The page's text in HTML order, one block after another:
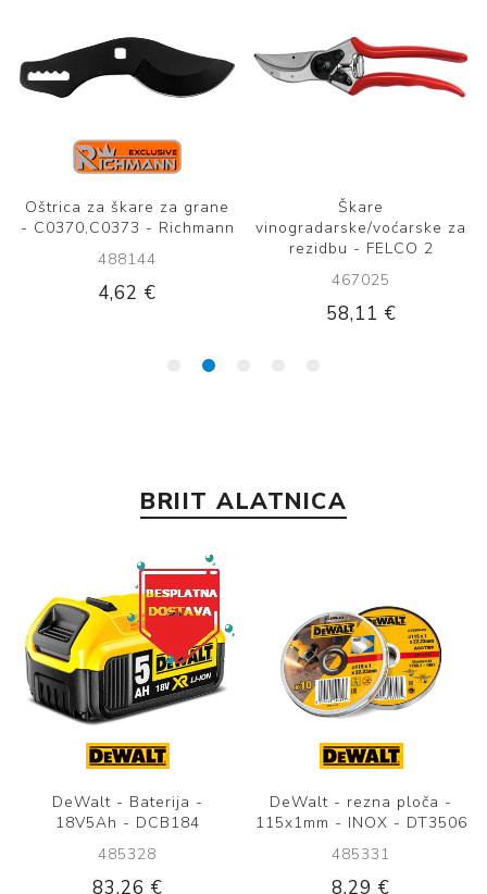
ŠKARE FELCO 221 90CM
497114
104,97 €
Aku škare za grane -
Dewalt 18V DCMPP568P1
496161
352,91 €
BRIIT ALATNICA
DeWalt - Baterija -
18V5Ah - DCB184
485328
83,26 €
DeWalt - rezna ploča -
115x1mm - INOX - DT3506
485331
8,29 €